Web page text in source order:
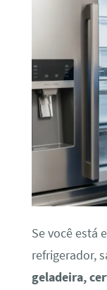
Se você está
refrigerador,
geladeira,